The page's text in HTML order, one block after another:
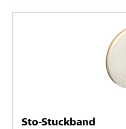
Sto-Stuckband